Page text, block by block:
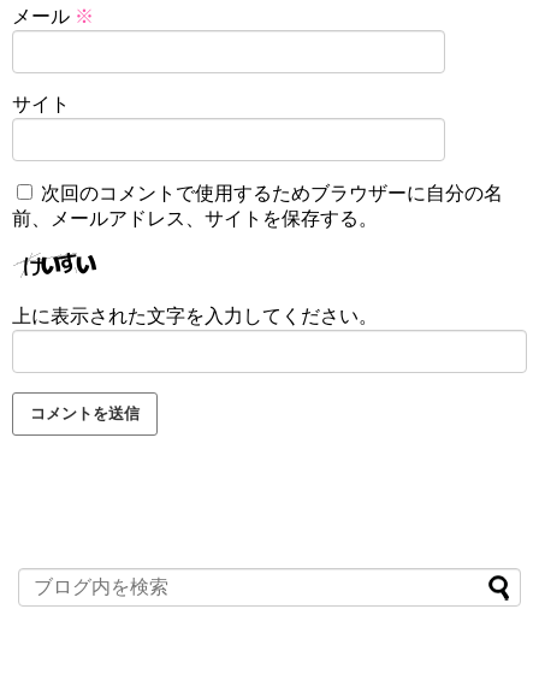
メール ※
サイト
次回のコメントで使用するためブラウザーに自分の名
前、メールアドレス、サイトを保存する。
上に表示された文字を入力してください。